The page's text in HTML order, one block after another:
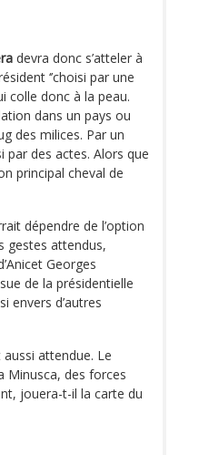
devra donc s’atteler à
‘’choisi par une
colle donc à la peau.
dans un pays ou
des milices. Par un
par des actes. Alors que
principal cheval de
dépendre de l’option
gestes attendus,
Georges
de la présidentielle
envers d’autres
attendue. Le
Minusca, des forces
jouera-t-il la carte du